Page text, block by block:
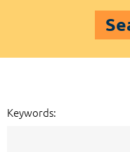
Keywords: